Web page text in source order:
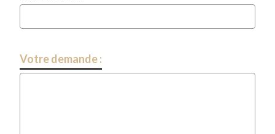
Votre demande :